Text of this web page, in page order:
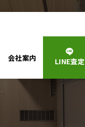
会社案内 LINE査定